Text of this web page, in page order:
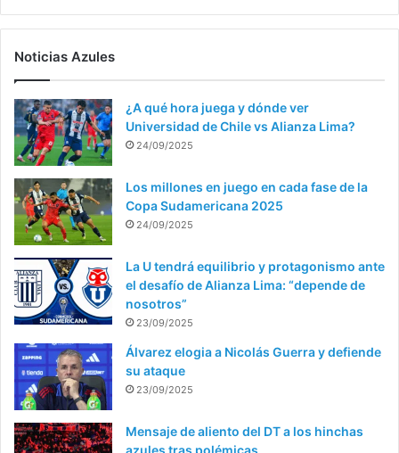
Noticias Azules
¿A qué hora juega y dónde ver
Universidad de Chile vs Alianza Lima?
24/09/2025
Los millones en juego en cada fase de la
Copa Sudamericana 2025
24/09/2025
La U tendrá equilibrio y protagonismo ante
el desafío de Alianza Lima: “depende de
nosotros”
23/09/2025
Álvarez elogia a Nicolás Guerra y defiende
su ataque
23/09/2025
Mensaje de aliento del DT a los hinchas
azules tras polémicas